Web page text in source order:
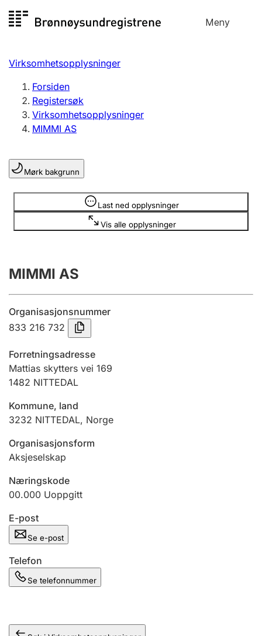
til
Meny
Registersøk
Aksjeselskap
Enkeltpersonforetak
Registrere, endre, slette
Lag og forening
Registrere, endre, slette
Årsregnskap
Innsending og forsinkelsesgebyr
Tinglysing
Jeger
Ektepaktveileder
Offentlig sektor
Andre tema
Virksomhetsopplysninger
Forsiden
Registersøk
Virksomhetsopplysninger
MIMMI AS
Mørk bakgrunn
Last ned opplysninger
Vis alle opplysninger
Opplysninger er skjult
MIMMI AS
Organisasjonsnummer
833 216 732
Forretningsadresse
Mattias skytters vei 169
1482 NITTEDAL
Kommune, land
3232 NITTEDAL, Norge
Organisasjonsform
Aksjeselskap
Næringskode
00.000 Uoppgitt
E-post
Se e-post
Telefon
Se telefonnummer